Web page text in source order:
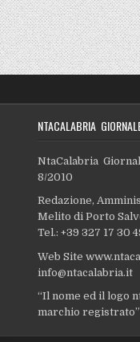
NTACALABRIA
NtaCalabria
8/2010
Redazione,
Melito di Porto
Tel.: +39 327 17 30
Web Site
info@ntacalabria.it
“Il nome ed il logo
marchio registrato”